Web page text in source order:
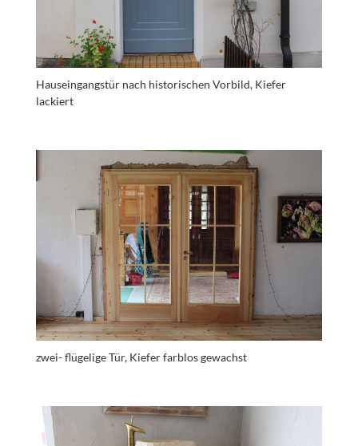
Hauseingangstür nach historischen Vorbild, Kiefer
lackiert
zwei- flügelige Tür, Kiefer farblos gewachst